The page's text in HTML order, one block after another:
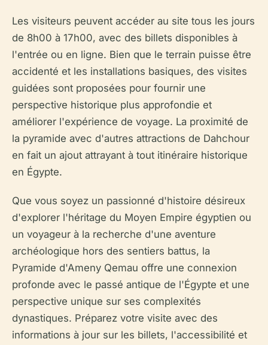
Les visiteurs peuvent accéder au site tous les jours
de 8h00 à 17h00, avec des billets disponibles à
l'entrée ou en ligne. Bien que le terrain puisse être
accidenté et les installations basiques, des visites
guidées sont proposées pour fournir une
perspective historique plus approfondie et
améliorer l'expérience de voyage. La proximité de
la pyramide avec d'autres attractions de Dahchour
en fait un ajout attrayant à tout itinéraire historique
en Égypte.
Que vous soyez un passionné d'histoire désireux
d'explorer l'héritage du Moyen Empire égyptien ou
un voyageur à la recherche d'une aventure
archéologique hors des sentiers battus, la
Pyramide d'Ameny Qemau offre une connexion
profonde avec le passé antique de l'Égypte et une
perspective unique sur ses complexités
dynastiques. Préparez votre visite avec des
informations à jour sur les billets, l'accessibilité et